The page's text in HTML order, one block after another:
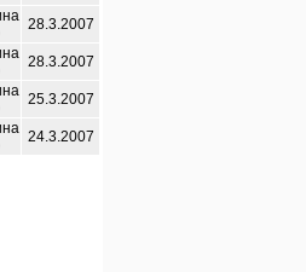
28.3.2007
28.3.2007
25.3.2007
24.3.2007